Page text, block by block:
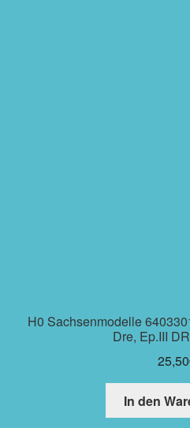
H0 Sachsenmodelle
Dre, Ep.III
25,50
In den